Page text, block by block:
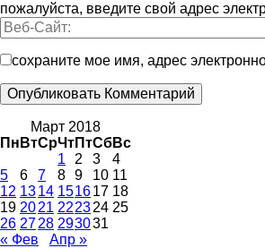
пожалуйста, введите свой адрес
сохраните мое имя, адрес
Март 2018
Пн ВтСрЧтПтСбВс
1
2 3
4
5
6 7 8 9 10 11
12 1314 151617 18
19 2021 222324 25
26 2728 293031
« Фев
Апр »